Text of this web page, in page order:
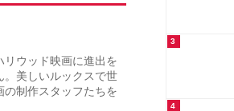
リウッド映画に進出を
。美しいルックスで世
制作スタッフたちを
3
4